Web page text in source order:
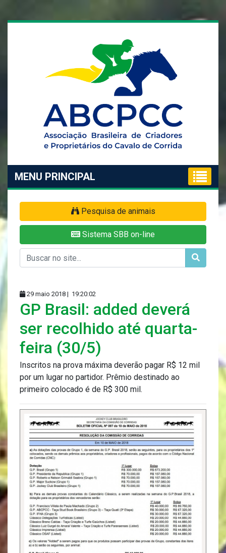
MENU PRINCIPAL
Pesquisa de animais
Sistema SBB on-line
29 maio 2018 | 19:20:02
GP Brasil: added deverá
ser recolhido até quarta-
feira (30/5)
Inscritos na prova máxima deverão pagar R$ 12 mil
por um lugar no partidor. Prêmio destinado ao
primeiro colocado é de R$ 300 mil.